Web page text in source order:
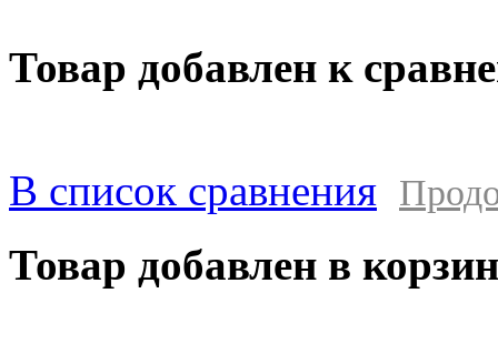
Товар добавлен к
В список сравнения
Товар добавлен в